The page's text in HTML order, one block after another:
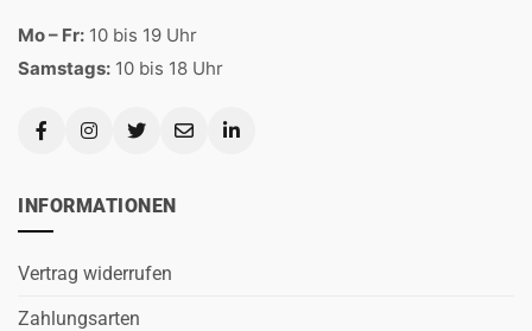
Mo – Fr: 10 bis 19 Uhr
Samstags: 10 bis 18 Uhr
INFORMATIONEN
Vertrag widerrufen
Zahlungsarten